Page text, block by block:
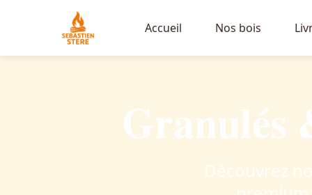
Accueil Nos bois
Granulés
Découvrez